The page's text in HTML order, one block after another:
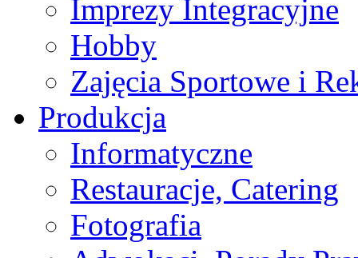
Imprezy Integracyjne
Hobby
Zajęcia Sportowe i
Produkcja
Informatyczne
Restauracje, Catering
Fotografia